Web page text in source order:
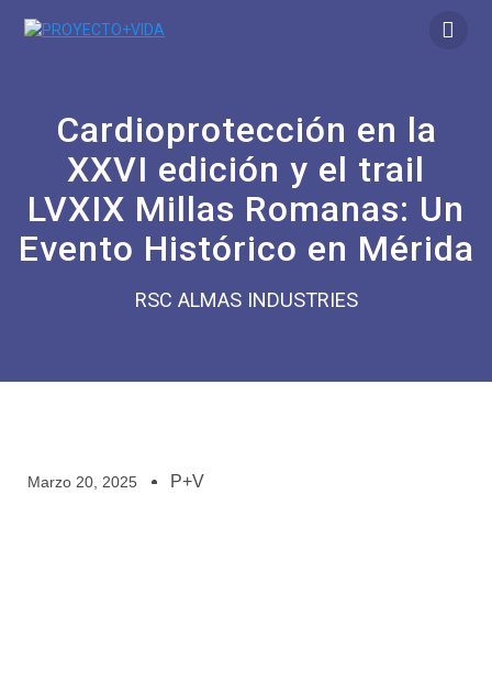
Cardioprotección en la
XXVI edición y el trail
LVXIX Millas Romanas: Un
Evento Histórico en Mérida
RSC ALMAS INDUSTRIES
Marzo 20, 2025 P+V